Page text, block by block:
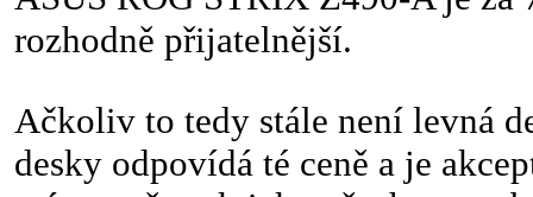
rozhodně přijatelnější.
Ačkoliv to tedy stále není levná
desky odpovídá té ceně a je